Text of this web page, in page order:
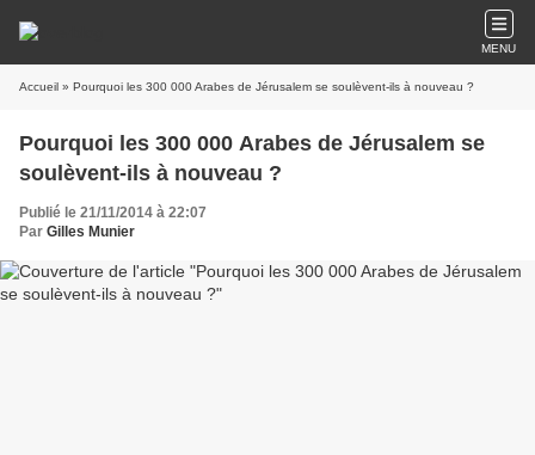
MENU
Accueil » Pourquoi les 300 000 Arabes de Jérusalem se soulèvent-ils à nouveau ?
Pourquoi les 300 000 Arabes de Jérusalem se
soulèvent-ils à nouveau ?
Publié le 21/11/2014 à 22:07
Par Gilles Munier